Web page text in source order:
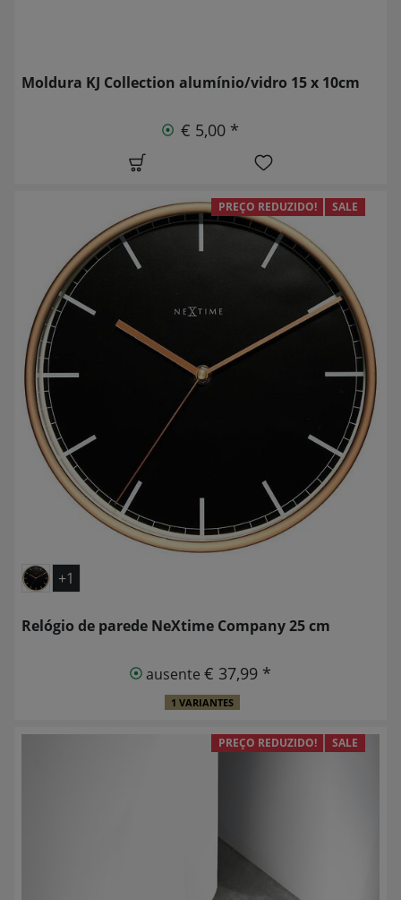
Moldura KJ Collection alumínio/vidro 15 x 10cm
€ 5,00 *
PREÇO REDUZIDO! SALE
+1
Relógio de parede NeXtime Company 25 cm
ausente € 37,99 *
1 VARIANTES
PREÇO REDUZIDO! SALE